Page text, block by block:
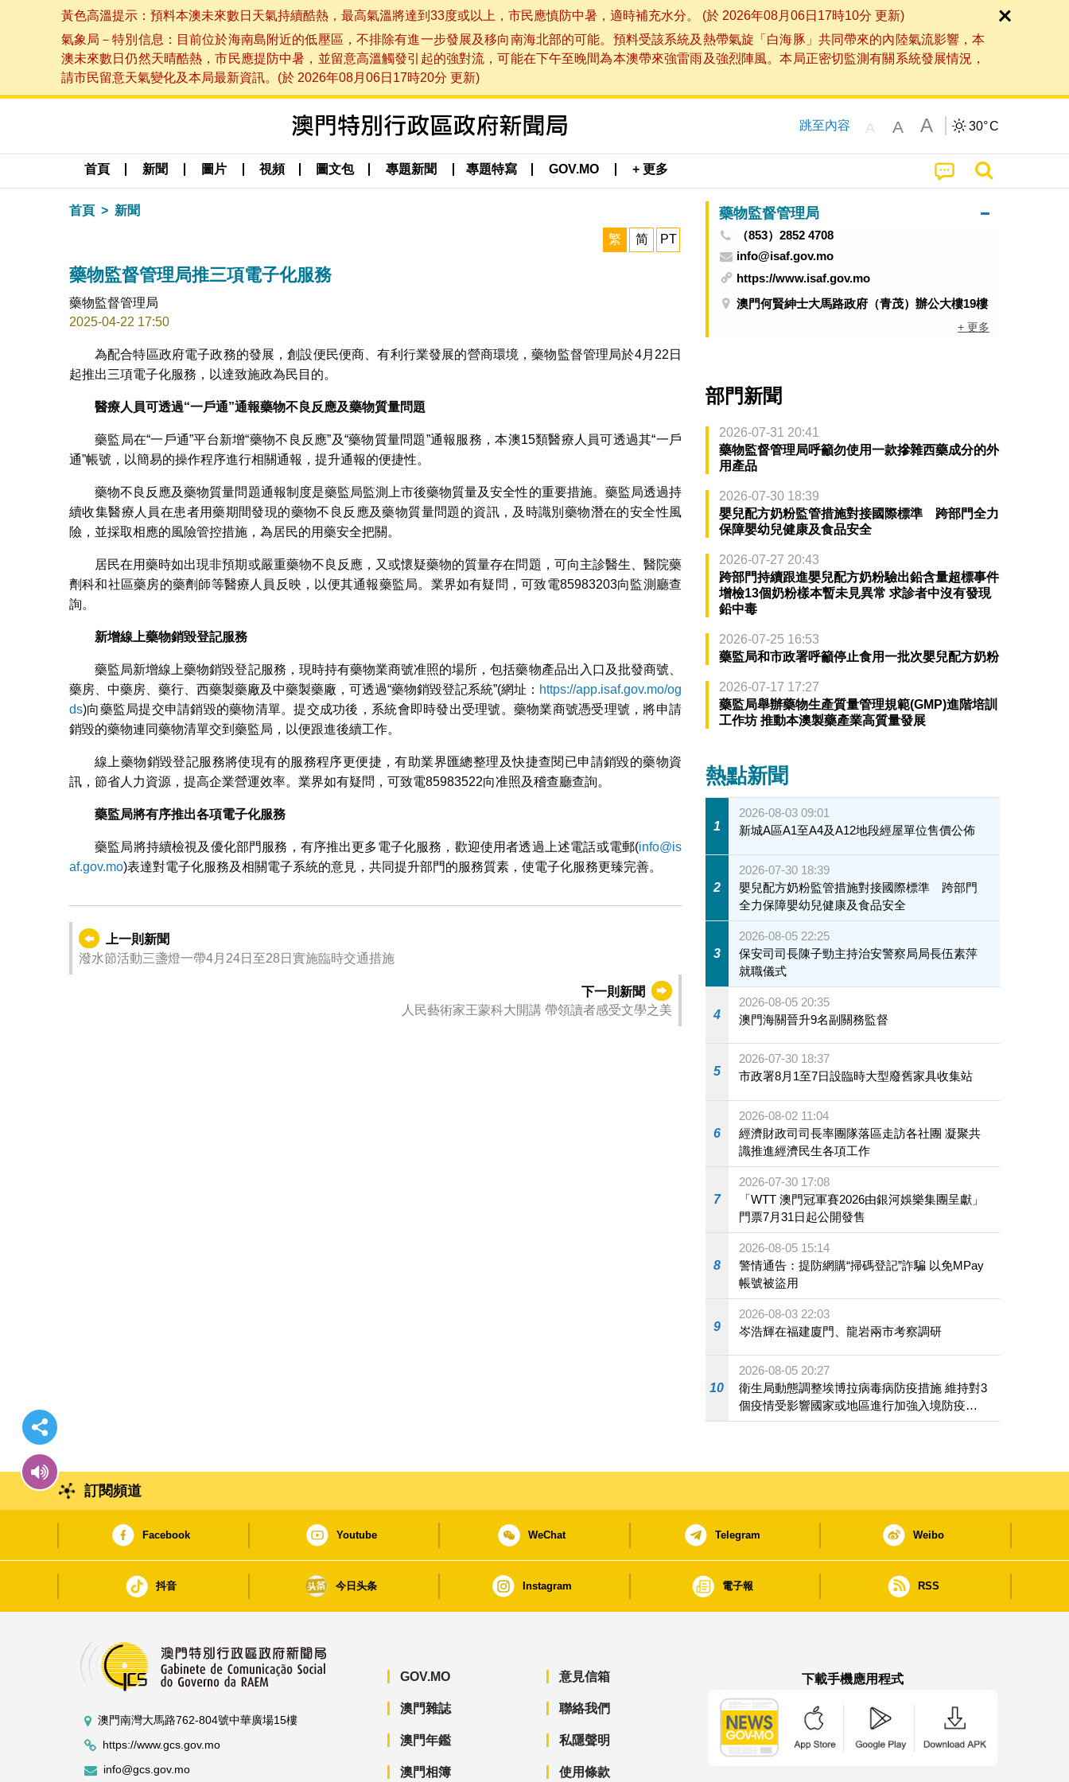
黃色高溫提示：預料本澳未來數日天氣持續酷熱，最高氣溫將達到33度或以上，市民應慎防中暑，適時補充水分。 (於 2026年08月06日17時10分 更新)
氣象局－特別信息：目前位於海南島附近的低壓區，不排除有進一步發展及移向南海北部的可能。預料受該系統及熱帶氣旋「白海豚」共同帶來的內陸氣流影響，本
澳未來數日仍然天晴酷熱，市民應提防中暑，並留意高溫觸發引起的強對流，可能在下午至晚間為本澳帶來強雷雨及強烈陣風。本局正密切監測有關系統發展情況，
請市民留意天氣變化及本局最新資訊。(於 2026年08月06日17時20分 更新)
跳至內容 A A A 30°C
首頁 新聞 圖片 視頻 圖文包 專題新聞 專題特寫 GOV.MO + 更多
首頁 新聞
繁 简 PT
藥物監督管理局推三項電子化服務
藥物監督管理局
2025-04-22 17:50
為配合特區政府電子政務的發展，創設便民便商、有利行業發展的營商環境，藥物監督管理局於4月22日
起推出三項電子化服務，以達致施政為民目的。
醫療人員可透過“一戶通”通報藥物不良反應及藥物質量問題
藥監局在“一戶通”平台新增“藥物不良反應”及“藥物質量問題”通報服務，本澳15類醫療人員可透過其“一戶
通”帳號，以簡易的操作程序進行相關通報，提升通報的便捷性。
藥物不良反應及藥物質量問題通報制度是藥監局監測上市後藥物質量及安全性的重要措施。藥監局透過持
續收集醫療人員在患者用藥期間發現的藥物不良反應及藥物質量問題的資訊，及時識別藥物潛在的安全性風
險，並採取相應的風險管控措施，為居民的用藥安全把關。
居民在用藥時如出現非預期或嚴重藥物不良反應，又或懷疑藥物的質量存在問題，可向主診醫生、醫院藥
劑科和社區藥房的藥劑師等醫療人員反映，以便其通報藥監局。業界如有疑問，可致電85983203向監測廳查
詢。
新增線上藥物銷毀登記服務
藥監局新增線上藥物銷毀登記服務，現時持有藥物業商號准照的場所，包括藥物產品出入口及批發商號、
藥房、中藥房、藥行、西藥製藥廠及中藥製藥廠，可透過“藥物銷毀登記系統”(網址： https://app.isaf.gov.mo/og
ds)向藥監局提交申請銷毀的藥物清單。提交成功後，系統會即時發出受理號。藥物業商號憑受理號，將申請
銷毀的藥物連同藥物清單交到藥監局，以便跟進後續工作。
線上藥物銷毀登記服務將使現有的服務程序更便捷，有助業界匯總整理及快捷查閱已申請銷毀的藥物資
訊，節省人力資源，提高企業營運效率。業界如有疑問，可致電85983522向准照及稽查廳查詢。
藥監局將有序推出各項電子化服務
藥監局將持續檢視及優化部門服務，有序推出更多電子化服務，歡迎使用者透過上述電話或電郵(info@is
af.gov.mo)表達對電子化服務及相關電子系統的意見，共同提升部門的服務質素，使電子化服務更臻完善。
上一則新聞
潑水節活動三盞燈一帶4月24日至28日實施臨時交通措施
下一則新聞
人民藝術家王蒙科大開講 帶領讀者感受文學之美
藥物監督管理局
（853）2852 4708
info@isaf.gov.mo
https://www.isaf.gov.mo
澳門何賢紳士大馬路政府（青茂）辦公大樓19樓
+ 更多
部門新聞
2026-07-31 20:41
藥物監督管理局呼籲勿使用一款摻雜西藥成分的外
用產品
2026-07-30 18:39
嬰兒配方奶粉監管措施對接國際標準 跨部門全力
保障嬰幼兒健康及食品安全
2026-07-27 20:43
跨部門持續跟進嬰兒配方奶粉驗出鉛含量超標事件
增檢13個奶粉樣本暫未見異常 求診者中沒有發現
鉛中毒
2026-07-25 16:53
藥監局和市政署呼籲停止食用一批次嬰兒配方奶粉
2026-07-17 17:27
藥監局舉辦藥物生產質量管理規範(GMP)進階培訓
工作坊 推動本澳製藥產業高質量發展
熱點新聞
1
2026-08-03 09:01
新城A區A1至A4及A12地段經屋單位售價公佈
2
2026-07-30 18:39
嬰兒配方奶粉監管措施對接國際標準 跨部門
全力保障嬰幼兒健康及食品安全
3
2026-08-05 22:25
保安司司長陳子勁主持治安警察局局長伍素萍
就職儀式
4
2026-08-05 20:35
澳門海關晉升9名副關務監督
5
2026-07-30 18:37
市政署8月1至7日設臨時大型廢舊家具收集站
6
2026-08-02 11:04
經濟財政司司長率團隊落區走訪各社團 凝聚共
識推進經濟民生各項工作
7
2026-07-30 17:08
「WTT 澳門冠軍賽2026由銀河娛樂集團呈獻」
門票7月31日起公開發售
8
2026-08-05 15:14
警情通告：提防網購“掃碼登記”詐騙 以免MPay
帳號被盜用
9
2026-08-03 22:03
岑浩輝在福建廈門、龍岩兩市考察調研
10
2026-08-05 20:27
衛生局動態調整埃博拉病毒病防疫措施 維持對3
個疫情受影響國家或地區進行加強入境防疫措
施
訂閱頻道
Facebook Youtube WeChat Telegram Weibo
抖音 今日头条 Instagram 電子報 RSS
澳門南灣大馬路762-804號中華廣場15樓
https://www.gcs.gov.mo
info@gcs.gov.mo
GOV.MO
澳門雜誌
澳門年鑑
澳門相簿
意見信箱
聯絡我們
私隱聲明
使用條款
下載手機應用程式